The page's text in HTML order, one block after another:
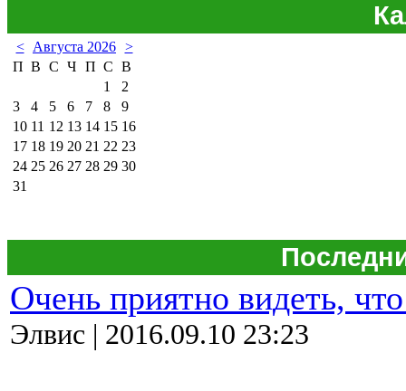
< Августа 2026 >
П В С Ч П С В
1
2
3
4 5 6 7 8
9
10 11 12 13 14 15 16
17 18 19 20 21 22 23
24 25 26 27 28 29 30
31
Очень приятно видеть,
Элвис | 2016.09.10 23:23